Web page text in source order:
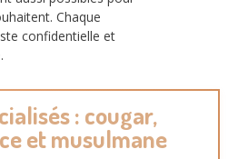
Chaque
confidentielle et
: cougar,
et musulmane